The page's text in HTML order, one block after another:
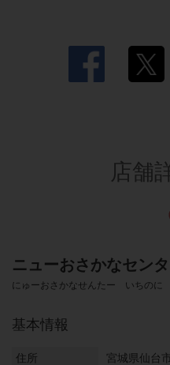
店舗
ニューおさかなセン
にゅーおさかなせんたー いちのに
基本情報
住所 宮城県仙台